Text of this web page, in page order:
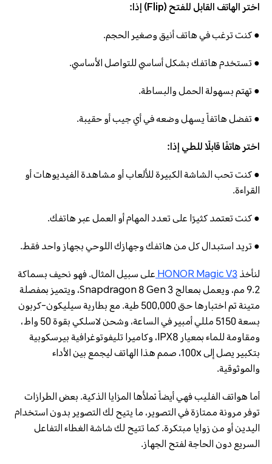
اختر الهاتف القابل للفتح (Flip) إذا:
● كنت ترغب في هاتف أنيق وصغير الحجم.
● تستخدم هاتفك بشكل أساسي للتواصل الأساسي.
● تهتم بسهولة الحمل والبساطة.
● تفضل هاتفاً يسهل وضعه في أي جيب أو حقيبة.
اختر هاتفًا قابلًا للطي إذا:
● كنت تحب الشاشة الكبيرة للألعاب أو مشاهدة الفيديوهات أو
القراءة.
● كنت تعتمد كثيرًا على تعدد المهام أو العمل عبر هاتفك.
● تريد استبدال كل من هاتفك وجهازك اللوحي بجهاز واحد فقط.
لنأخذHONOR Magic V3على سبيل المثال. فهو نحيف بسماكة
9.2 مم، ويعمل بمعالج Snapdragon 8 Gen 3، ويتميز بمفصلة
متينة تم اختبارها حتى 500,000 طية. مع بطارية سيليكون-كربون
بسعة 5150 مللي أمبير في الساعة، وشحن لاسلكي بقوة 50 واط،
ومقاومة للماء بمعيار IPX8، وكاميرا تليفوتوغرافية بيرسكوبية
بتكبير يصل إلى 100x، صمم هذا الهاتف ليجمع بين الأداء
والموثوقية.
أما هواتف الفليب فهي أيضاً تملأها المزايا الذكية. بعض الطرازات
توفر مرونة ممتازة في التصوير، ما يتيح لك التصوير بدون استخدام
اليدين أو من زوايا مبتكرة. كما تتيح لك شاشة الغطاء التفاعل
السريع دون الحاجة لفتح الجهاز.